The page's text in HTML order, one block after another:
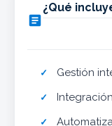

¿Qué
Gestión